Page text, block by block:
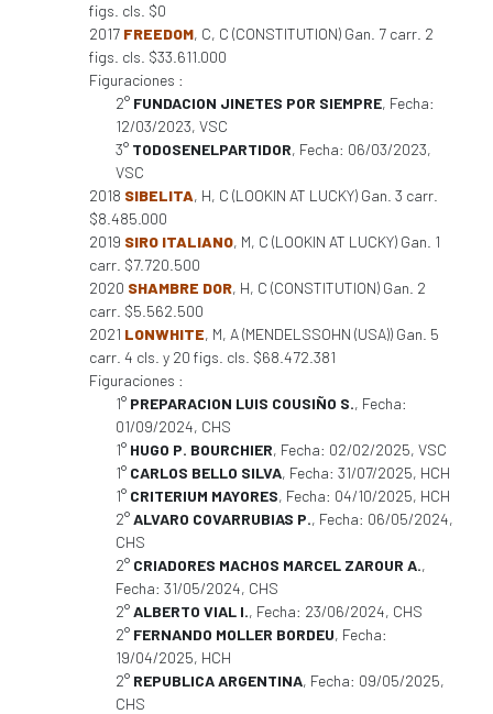
figs. cls. $0
2017 FREEDOM, C, C (CONSTITUTION) Gan. 7 carr. 2
figs. cls. $33.611.000
Figuraciones :
2° FUNDACION JINETES POR SIEMPRE, Fecha:
12/03/2023, VSC
3° TODOSENELPARTIDOR, Fecha: 06/03/2023,
VSC
2018 SIBELITA, H, C (LOOKIN AT LUCKY) Gan. 3 carr.
$8.485.000
2019 SIRO ITALIANO, M, C (LOOKIN AT LUCKY) Gan. 1
carr. $7.720.500
2020 SHAMBRE DOR, H, C (CONSTITUTION) Gan. 2
carr. $5.562.500
2021 LONWHITE, M, A (MENDELSSOHN (USA)) Gan. 5
carr. 4 cls. y 20 figs. cls. $68.472.381
Figuraciones :
1° PREPARACION LUIS COUSIÑO S., Fecha:
01/09/2024, CHS
1° HUGO P. BOURCHIER, Fecha: 02/02/2025, VSC
1° CARLOS BELLO SILVA, Fecha: 31/07/2025, HCH
1° CRITERIUM MAYORES, Fecha: 04/10/2025, HCH
2°ALVARO COVARRUBIAS P., Fecha: 06/05/2024,
CHS
2° CRIADORES MACHOS MARCEL ZAROUR A.,
Fecha: 31/05/2024, CHS
2°ALBERTO VIAL I., Fecha: 23/06/2024, CHS
2° FERNANDO MOLLER BORDEU, Fecha:
19/04/2025, HCH
2° REPUBLICA ARGENTINA, Fecha: 09/05/2025,
CHS